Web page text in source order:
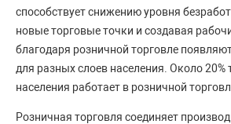
способствует снижению уровня
новые торговые точки и создавая
благодаря розничной торговле
для разных слоев населения. Около 20%
населения работает в розничной
Розничная торговля соединяет